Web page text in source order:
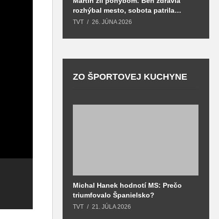
našu slobodu,
„slzy šťastia“ z
neba, dožinkový
rozhýbal mesto, sobota patrila
zdraviu a prevencii
TVT 26. JÚNA 2026
ZO ŠPORTOVEJ KUCHYNE
Michal Hanek hodnotí MS: Prečo
triumfovalo Španielsko?
TVT 21. JÚLA 2026